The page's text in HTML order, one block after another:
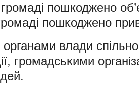
громаді пошкоджено
пошкоджено
влади
громадськими